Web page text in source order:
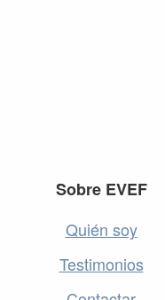
FooterSobre EVEF
Quién soy
Testimonios